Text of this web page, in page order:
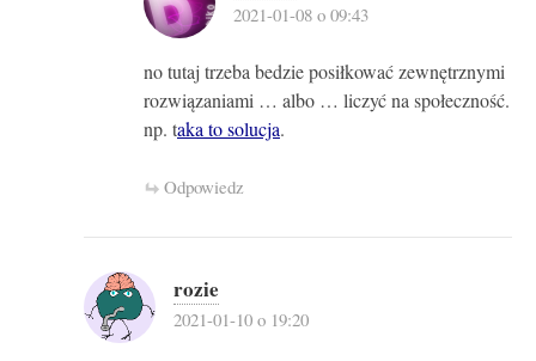
2021-01-08 o 09:43
no tutaj trzeba bedzie posiłkować zewnętrznymi
rozwiązaniami … albo … liczyć na społeczność.
np. taka to solucja.
Odpowiedz
rozie
2021-01-10 o 19:20